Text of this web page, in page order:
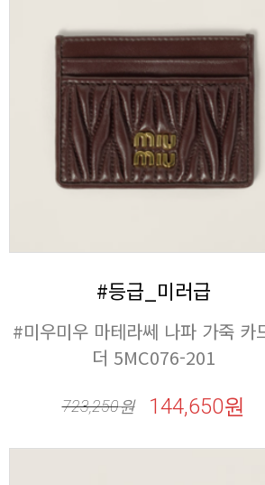
#등급_미러급
더 5MC076-201
723,250원 144,650원